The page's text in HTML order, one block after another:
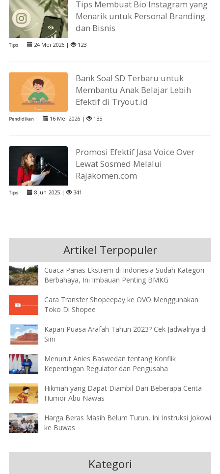
Tips Membuat Bio Instagram yang
Menarik untuk Personal Branding
dan Bisnis
Tips 24 Mei 2026 | 123
Bank Soal SD Terbaru untuk
Membantu Anak Belajar Lebih
Efektif di Tryout.id
Pendidikan 16 Mei 2026 | 135
Promosi Efektif Jasa Voice Over
Lewat Sosmed Melalui
Rajakomen.com
Tips 8 Jun 2025 | 341
Artikel Terpopuler
Cuaca Panas Ekstrem di Indonesia Sudah Kategori
Berbahaya, Ini Imbauan Penting BMKG
Cara Transfer Shopeepay ke OVO Menggunakan
Toko Di Shopee
Kapan Puasa Arafah Tahun 2023? Cek Jadwalnya di
Sini
Menurut Anies Baswedan tentang Konflik
Kepentingan Regulator dan Pengusaha
Hikmah yang Dapat Diambil Dari Beberapa Cerita
Humor Abu Nawas
Harga Beras Masih Belum Turun, Ini Instruksi Jokowi
ke Buwas
Kategori